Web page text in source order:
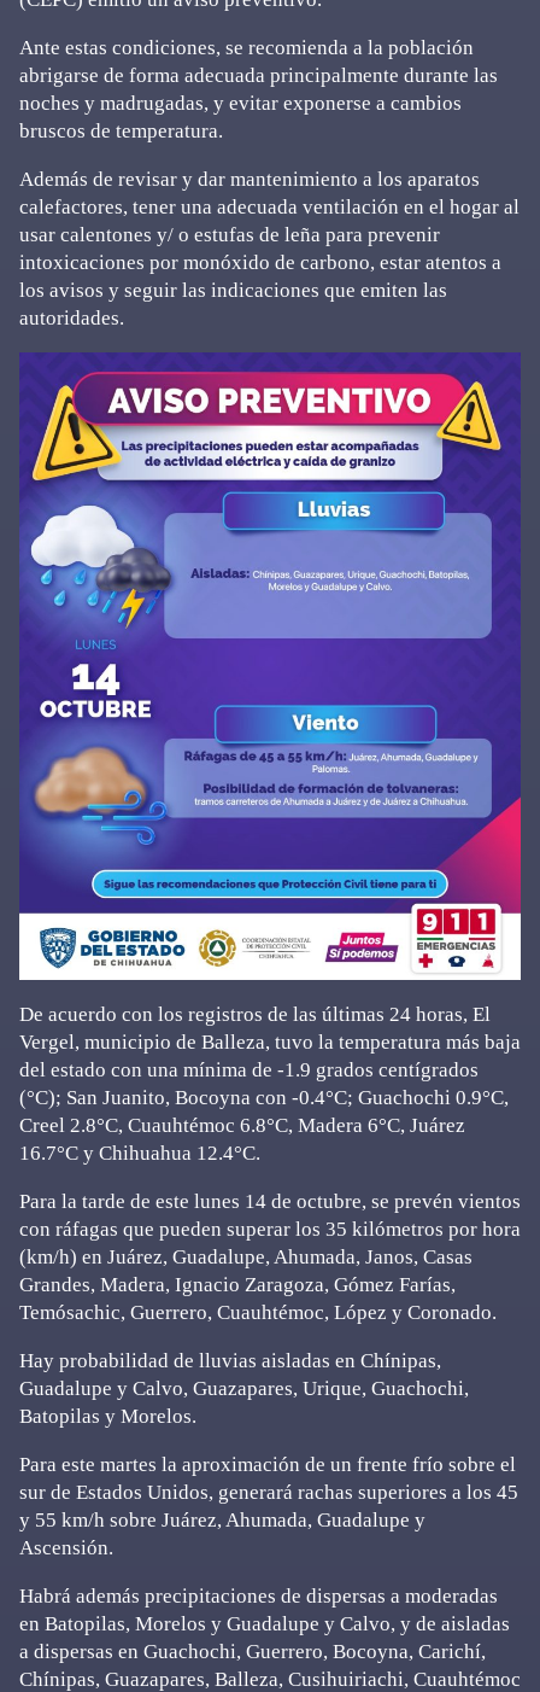
Ante estas condiciones, se recomienda a la población
abrigarse de forma adecuada principalmente durante las
noches y madrugadas, y evitar exponerse a cambios
bruscos de temperatura.
Además de revisar y dar mantenimiento a los aparatos
calefactores, tener una adecuada ventilación en el hogar al
usar calentones y/ o estufas de leña para prevenir
intoxicaciones por monóxido de carbono, estar atentos a
los avisos y seguir las indicaciones que emiten las
autoridades.
De acuerdo con los registros de las últimas 24 horas, El
Vergel, municipio de Balleza, tuvo la temperatura más baja
del estado con una mínima de -1.9 grados centígrados
(°C); San Juanito, Bocoyna con -0.4°C; Guachochi 0.9°C,
Creel 2.8°C, Cuauhtémoc 6.8°C, Madera 6°C, Juárez
16.7°C y Chihuahua 12.4°C.
Para la tarde de este lunes 14 de octubre, se prevén vientos
con ráfagas que pueden superar los 35 kilómetros por hora
(km/h) en Juárez, Guadalupe, Ahumada, Janos, Casas
Grandes, Madera, Ignacio Zaragoza, Gómez Farías,
Temósachic, Guerrero, Cuauhtémoc, López y Coronado.
Hay probabilidad de lluvias aisladas en Chínipas,
Guadalupe y Calvo, Guazapares, Urique, Guachochi,
Batopilas y Morelos.
Para este martes la aproximación de un frente frío sobre el
sur de Estados Unidos, generará rachas superiores a los 45
y 55 km/h sobre Juárez, Ahumada, Guadalupe y
Ascensión.
Habrá además precipitaciones de dispersas a moderadas
en Batopilas, Morelos y Guadalupe y Calvo, y de aisladas
a dispersas en Guachochi, Guerrero, Bocoyna, Carichí,
Chínipas, Guazapares, Balleza, Cusihuiriachi, Cuauhtémoc